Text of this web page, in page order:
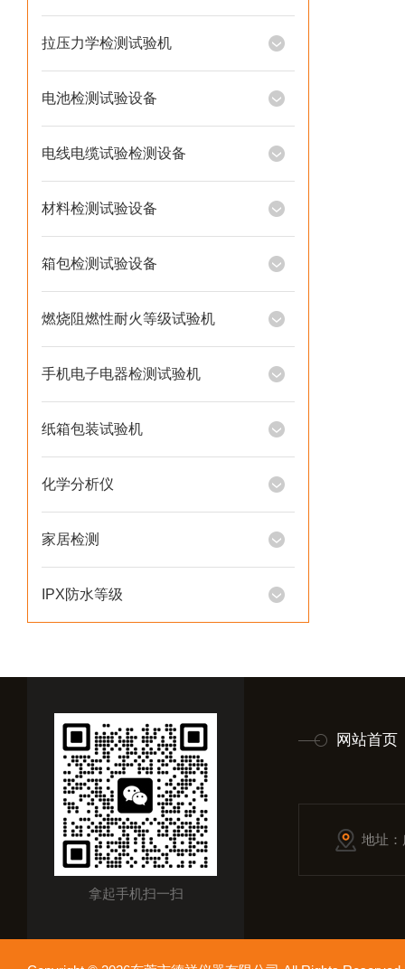
拉压力学检测试验机
电池检测试验设备
电线电缆试验检测设备
材料检测试验设备
箱包检测试验设备
燃烧阻燃性耐火等级试验机
手机电子电器检测试验机
纸箱包装试验机
化学分析仪
家居检测
IPX防水等级
拿起手机扫一扫
网站首页
地址